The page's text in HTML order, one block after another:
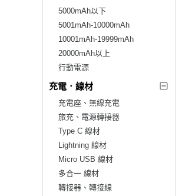
5000mAh以下
5001mAh-10000mAh
10001mAh-19999mAh
20000mAh以上
行動電源
充電．線材
充電座、無線充電
旅充、電源轉接器
Type C 線材
Lightning 線材
Micro USB 線材
多合一 線材
轉接器、轉接線